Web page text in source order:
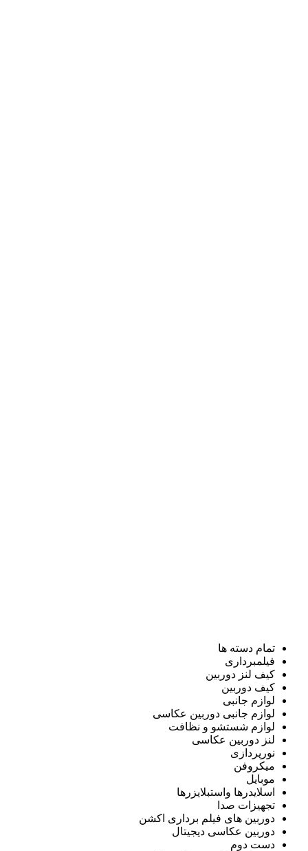
تمام دسته ها
فیلمبرداری
کیف لنز دوربین
کیف دوربین
لوازم جانبی
لوازم جانبی دوربین عکاسی
لوازم شستشو و نظافت
لنز دوربین عکاسی
نورپردازی
میکروفن
موبایل
اسلایدرها واستبلایزرها
تجهیزات صدا
دوربین های فیلم برداری اکشن
دوربین عکاسی دیجیتال
دست دوم